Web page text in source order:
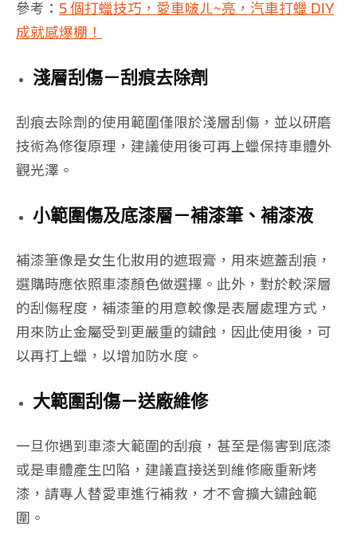
參考： 5 個打蠟技巧，愛車啵ㄦ~亮，汽車打蠟 DIY
成就感爆棚！
淺層刮傷－刮痕去除劑
刮痕去除劑的使用範圍僅限於淺層刮傷，並以研磨
技術為修復原理，建議使用後可再上蠟保持車體外
觀光澤。
小範圍傷及底漆層－補漆筆、補漆液
補漆筆像是女生化妝用的遮瑕膏，用來遮蓋刮痕，
選購時應依照車漆顏色做選擇。此外，對於較深層
的刮傷程度，補漆筆的用意較像是表層處理方式，
用來防止金屬受到更嚴重的鏽蝕，因此使用後，可
以再打上蠟，以增加防水度。
大範圍刮傷－送廠維修
一旦你遇到車漆大範圍的刮痕，甚至是傷害到底漆
或是車體產生凹陷，建議直接送到維修廠重新烤
漆，請專人替愛車進行補救，才不會擴大鏽蝕範
圍。